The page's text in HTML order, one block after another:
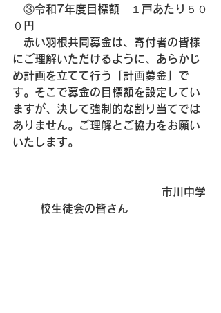
③令和7年度目標額　１戸あたり５０
０円
赤い羽根共同募金は、寄付者の皆様
にご理解いただけるように、あらかじ
め計画を立てて行う「計画募金」で
す。そこで募金の目標額を設定してい
ますが、決して強制的な割り当てでは
ありません。ご理解とご協力をお願い
いたします。
市川中学
校生徒会の皆さん